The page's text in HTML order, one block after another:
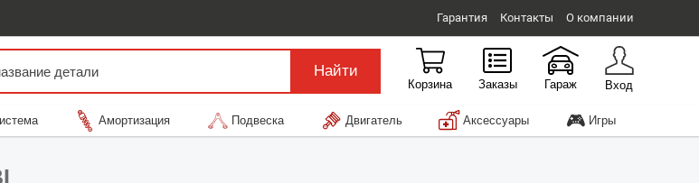
Гарантия Контакты О компании
Найти
Корзина Заказы Гараж Вход
Амортизация Подвеска Двигатель Аксессуары 🎮 Игры